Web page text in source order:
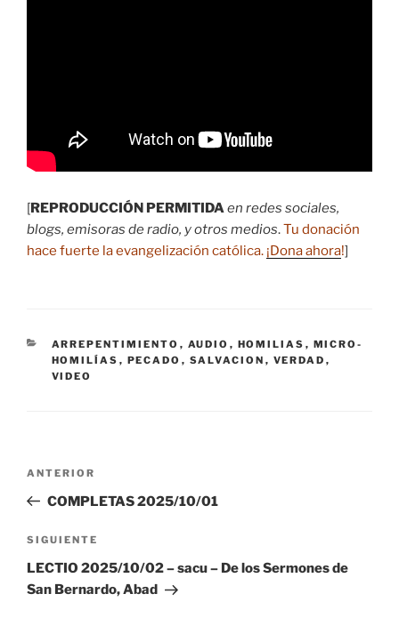
[REPRODUCCIÓN PERMITIDAen redes sociales,
blogs, emisoras de radio, y otros medios.Tu donación
hace fuerte la evangelización católica. ¡Dona ahora!]
CATEGORÍAS
ARREPENTIMIENTO , AUDIO , HOMILIAS , MICRO-
HOMILÍAS , PECADO , SALVACION , VERDAD ,
VIDEO
entradas
Entrada
anterior:
ANTERIOR
COMPLETAS 2025/10/01
Siguiente
entrada
SIGUIENTE
LECTIO 2025/10/02 – sacu – De los Sermones de
San Bernardo, Abad